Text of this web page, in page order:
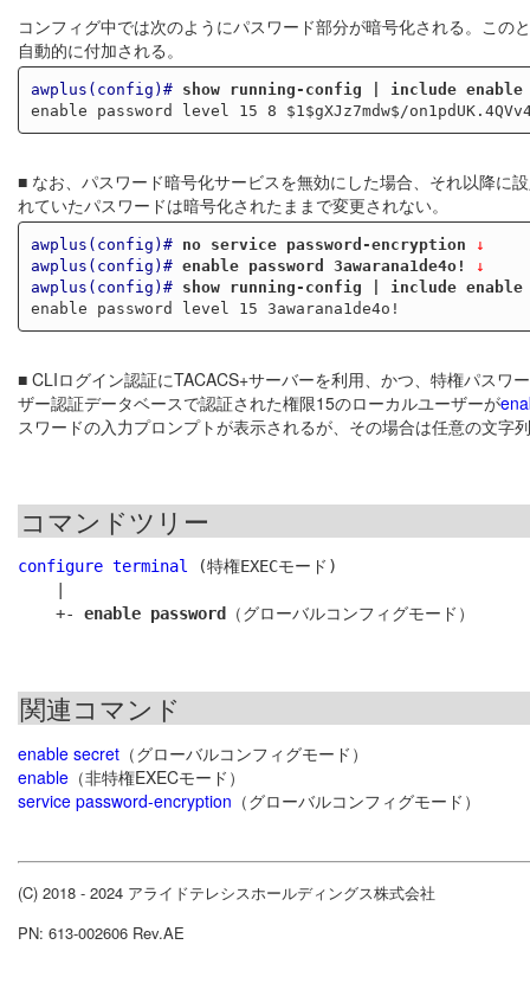
コンフィグ中では次のようにパスワード部分が暗号化される。こ
自動的に付加される。
awplus(config)# show running-config | include enable
■ なお、パスワード暗号化サービスを無効にした場合、それ以降に
れていたパスワードは暗号化されたままで変更されない。
awplus(config)# no service password-encryption ↓
awplus(config)# enable password 3awarana1de4o!
↓
awplus(config)#
show running-config | include enable
■ CLIログイン認証にTACACS+サーバーを利用、かつ、特権パスワ
ザー認証データベースで認証された権限15のローカルユーザーが
スワードの入力プロンプトが表示されるが、その場合は任意の文字
コマンドツリー
configure terminal
(特権EXECモード)
    +-
enable password
関連コマンド
enable secret （グローバルコンフィグモード）
enable （非特権EXECモード）
service password-encryption （グローバルコンフィグモード）
(C) 2018 - 2024 アライドテレシスホールディングス株式会社
PN: 613-002606 Rev.AE